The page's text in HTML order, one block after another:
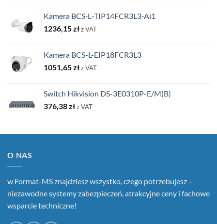
Kamera BCS‑L‑TIP14FCR3L3‑Ai1
1236,15złz VAT
Kamera BCS-L-EIP18FCR3L3
1051,65złz VAT
Switch Hikvision DS-3E0310P-E/M(B)
376,38złz VAT
O NAS
w Format-MS znajdziesz wszystko, czego potrzebujesz –
niezawodne systemy zabezpieczeń, atrakcyjne ceny i fachowe
wsparcie techniczne!